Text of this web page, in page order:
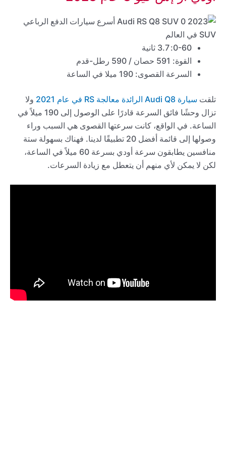
0-60: 3.7 ثانية
القوة: 591 حصان / 590 رطل-قدم
السرعة القصوى: 190 ميلا في الساعة
تلقت سيارة Audi Q8 الرائدة معالجة RS في عام 2021
ولا
تزال وحشًا فائق السرعة قادرًا على الوصول إلى 190 ميلاً في
الساعة. في الواقع، كانت سرعتها القصوى هي السبب وراء
وصولها إلى قائمة أفضل 20 تطبيقًا لدينا. فهناك بسهولة ستة
منافسين يطابقون سرعة أودي بسرعة 60 ميلاً في الساعة،
لكن لا يمكن لأي منهم أن يتعطل مع زيادة السرعات.